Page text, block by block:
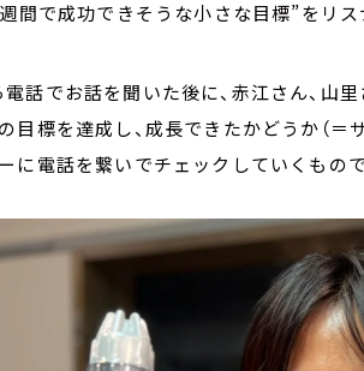
間で成功できそうな小さな目標”をリス
話でお話を聞いた後に、赤江さん、山
目標を達成し、成長できたかどうか（＝
に電話を繋いでチェックしていくもので